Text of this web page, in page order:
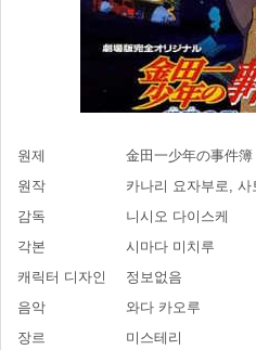
원제
金田一少年の事件
원작
카나리 요자부로, 사
감독
니시오 다이스케
각본
시마다 미치루
캐릭터 디자인
정보없음
음악
와다 카오루
장르
미스테리